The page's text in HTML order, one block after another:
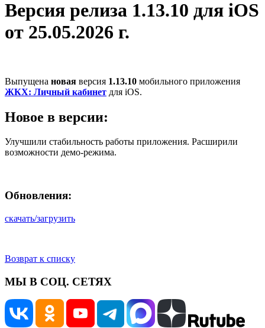
Версия релиза 1.13.10 для iOS
от 25.05.2026 г.
Выпущена новая версия 1.13.10 мобильного приложения
ЖКХ: Личный кабинет для iOS.
Новое в версии:
Улучшили стабильность работы приложения. Расширили
возможности демо-режима.
Обновления:
скачать/загрузить
Возврат к списку
МЫ В СОЦ. СЕТЯХ